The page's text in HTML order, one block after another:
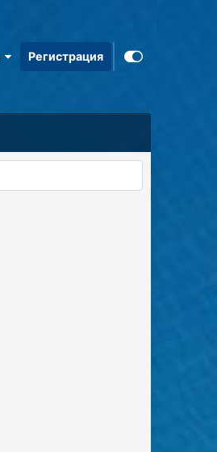
Регистрация